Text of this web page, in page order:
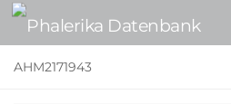
Zum Inhalt springen
AHM2171943